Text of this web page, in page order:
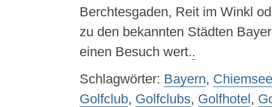
Berchtesgaden, Reit im Winkl
zu den bekannten Städten
einen Besuch wert..
Schlagwörter: Bayern, Chiemsee
Golfclub, Golfclubs, Golfhotel,